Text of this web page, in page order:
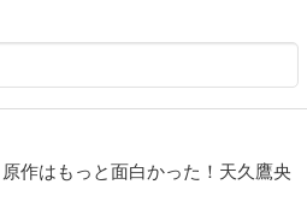
作はもっと面白かった！天久鷹央